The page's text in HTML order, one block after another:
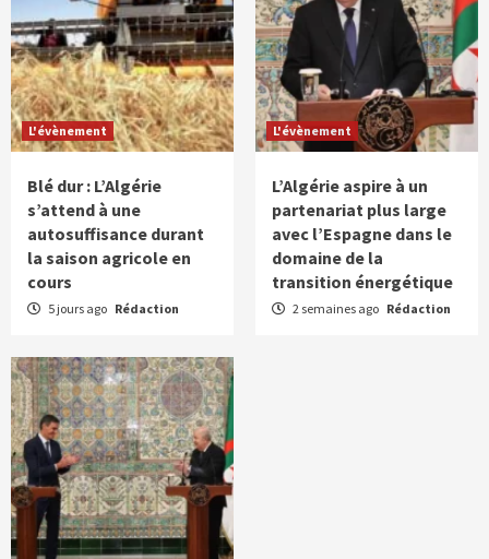
L'évènement
Blé dur : L’Algérie
s’attend à une
autosuffisance durant
la saison agricole en
cours
5 jours ago Rédaction
L'évènement
L’Algérie aspire à un
partenariat plus large
avec l’Espagne dans le
domaine de la
transition énergétique
2 semaines ago Rédaction